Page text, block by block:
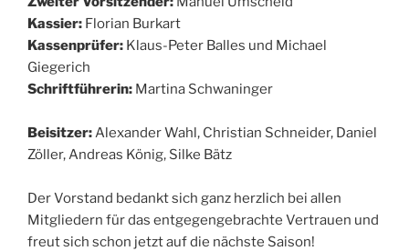
Kassier: Florian Burkart
Kassenprüfer: Klaus-Peter Balles und Michael
Giegerich
Schriftführerin: Martina Schwaninger
Beisitzer:Alexander Wahl, Christian Schneider, Daniel
Zöller, Andreas König, Silke Bätz
Der Vorstand bedankt sich ganz herzlich bei allen
Mitgliedern für das entgegengebrachte Vertrauen und
freut sich schon jetzt auf die nächste Saison!